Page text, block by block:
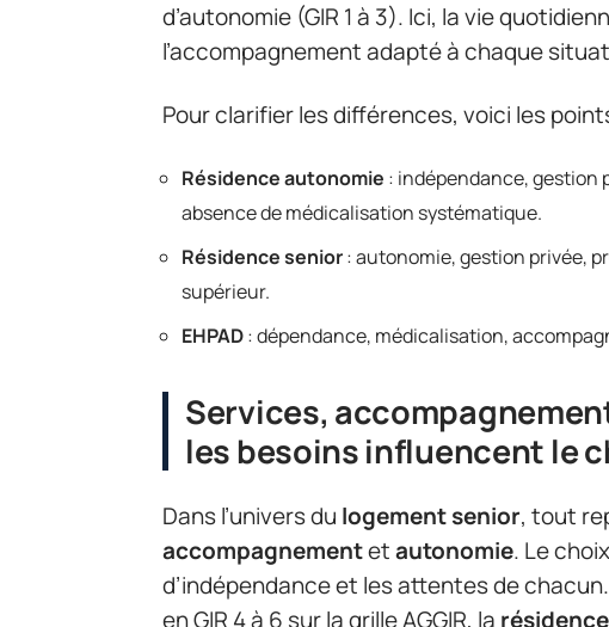
d’autonomie (GIR 1 à 3). Ici, la vie
l’accompagnement adapté à chaque
Pour clarifier les différences, voici les
Résidence autonomie : indépendance, gestion
absence de médicalisation systématique.
Résidence senior: autonomie, gestion privée,
supérieur.
EHPAD: dépendance, médicalisation,
Services,
les besoins influencent le
Dans l’univers du logement senior, tout
accompagnementetautonomie. Le
d’indépendance et les attentes de
en GIR 4 à 6 sur la grille AGGIR, la